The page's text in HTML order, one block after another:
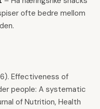
ofte bedre mellom
Effectiveness of
people: A systematic
of Nutrition, Health